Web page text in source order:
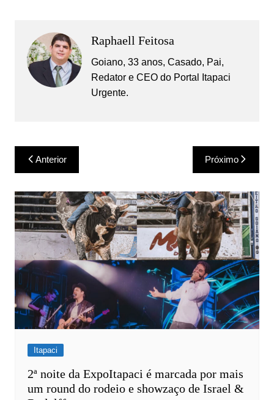
Raphaell Feitosa
Goiano, 33 anos, Casado, Pai,
Redator e CEO do Portal Itapaci
Urgente.
Navegação
de
Post
Anterior Próximo
Itapaci
2ª noite da ExpoItapaci é marcada por mais
um round do rodeio e showzaço de Israel &